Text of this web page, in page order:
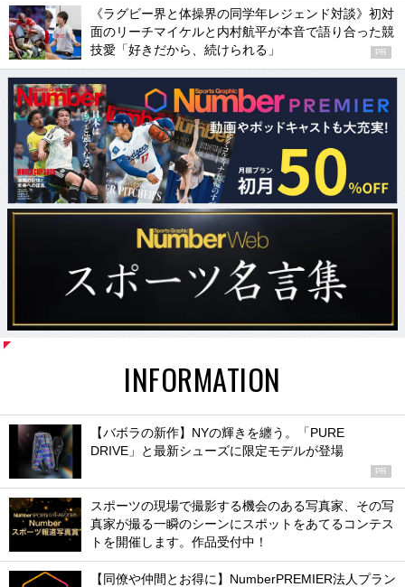
《ラグビー界と体操界の同学年レジェンド対談》初対
面のリーチマイケルと内村航平が本音で語り合った競
技愛「好きだから、続けられる」
PR
INFORMATION
【バボラの新作】NYの輝きを纏う。「PURE
DRIVE」と最新シューズに限定モデルが登場
PR
スポーツの現場で撮影する機会のある写真家、その写
真家が撮る一瞬のシーンにスポットをあてるコンテス
トを開催します。作品受付中！
【同僚や仲間とお得に】NumberPREMIER法人プラン